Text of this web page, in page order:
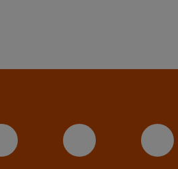
Facebook-Fanpage
Twitter-